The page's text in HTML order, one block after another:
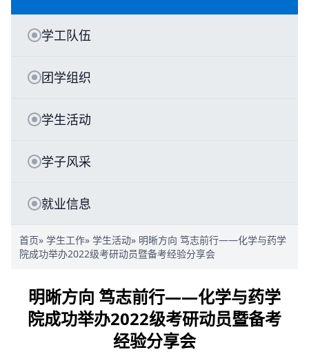
学工队伍
团学组织
学生活动
学子风采
就业信息
首页» 学生工作» 学生活动» 明晰方向 笃志前行——化学与药学
院成功举办2022级考研动员暨备考经验分享会
明晰方向 笃志前行——化学与药学
院成功举办2022级考研动员暨备考
经验分享会